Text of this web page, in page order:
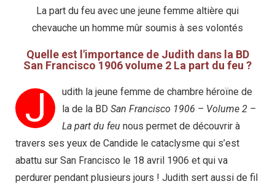
La part du feu avec une jeune femme altière qui
chevauche un homme mûr soumis à ses volontés
Quelle est l'importance de Judith dans la BD
San Francisco 1906 volume 2 La part du feu ?
J
udith la jeune femme de chambre héroïne de
la de la BD San Francisco 1906 – Volume 2 –
La part du feu nous permet de découvrir à
travers ses yeux de Candide le cataclysme qui s’est
abattu sur San Francisco le 18 avril 1906 et qui va
perdurer pendant plusieurs jours ! Judith sert aussi de fil